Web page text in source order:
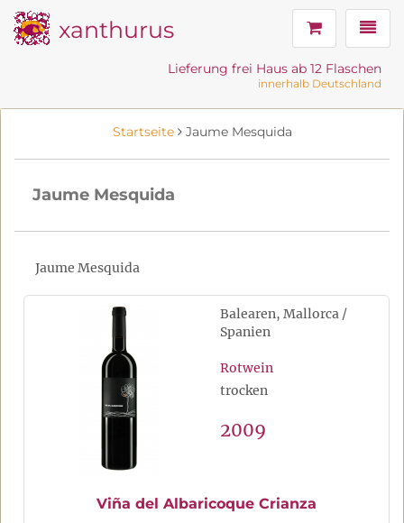
xanthurus
Lieferung frei Haus ab 12 Flaschen
innerhalb Deutschland
Startseite Jaume Mesquida
Jaume Mesquida
Jaume Mesquida
Balearen, Mallorca /
Spanien
Rotwein
trocken
2009
Viña del Albaricoque Crianza